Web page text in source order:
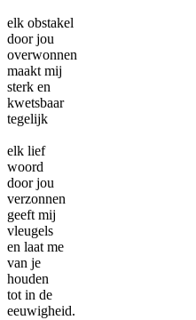
elk obstakel
door jou
overwonnen
maakt mij
sterk en
kwetsbaar
tegelijk
elk lief
woord
door jou
verzonnen
geeft mij
vleugels
en laat me
van je
houden
tot in de
eeuwigheid.